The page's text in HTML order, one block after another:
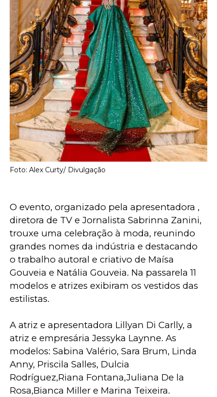
Foto: Alex Curty/ Divulgação
O evento, organizado pela apresentadora ,
diretora de TV e Jornalista Sabrinna Zanini,
trouxe uma celebração à moda, reunindo
grandes nomes da indústria e destacando
o trabalho autoral e criativo de Maísa
Gouveia e Natália Gouveia. Na passarela 11
modelos e atrizes exibiram os vestidos das
estilistas.
A atriz e apresentadora Lillyan Di Carlly, a
atriz e empresária Jessyka Laynne. As
modelos: Sabina Valério, Sara Brum, Linda
Anny, Priscila Salles, Dulcia
Rodríguez,Riana Fontana,Juliana De la
Rosa,Bianca Miller e Marina Teixeira.